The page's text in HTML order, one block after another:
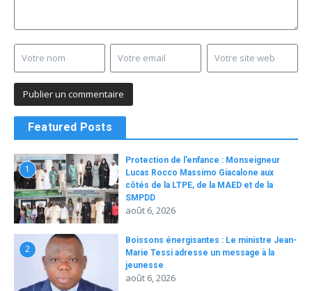
Featured Posts
1
Protection de l’enfance : Monseigneur
Lucas Rocco Massimo Giacalone aux
côtés de la LTPE, de la MAED et de la
SMPDD
août 6, 2026
2
Boissons énergisantes : Le ministre Jean-
Marie Tessi adresse un message à la
jeunesse
août 6, 2026